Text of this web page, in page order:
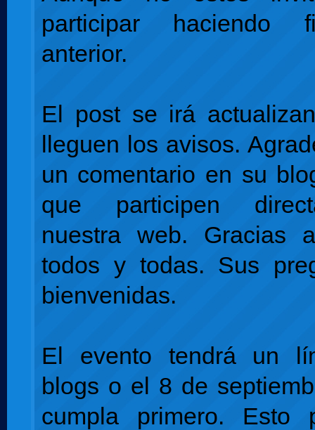
participar haciendo
anterior.
El post se irá
lleguen los avisos.
un comentario en su
que participen
nuestra web. Gracias
todos y todas. Sus
bienvenidas.
El evento tendrá un
blogs o el 8 de
cumpla primero. Esto